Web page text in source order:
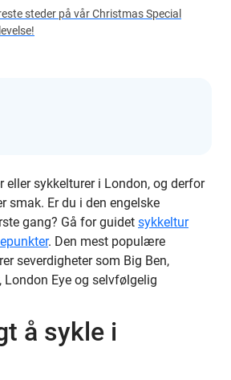
steder på vår Christmas Special
eller sykkelturer i London, og derfor
smak. Er du i den engelske
gang? Gå for guidet sykkeltur
. Den mest populære
severdigheter som Big Ben,
London Eye og selvfølgelig
å sykle i